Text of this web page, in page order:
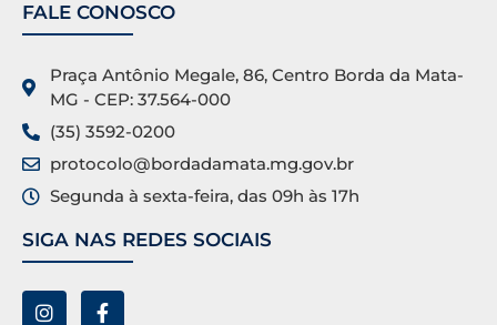
FALE CONOSCO
Praça Antônio Megale, 86, Centro Borda da Mata-
MG - CEP: 37.564-000
(35) 3592-0200
protocolo@bordadamata.mg.gov.br
Segunda à sexta-feira, das 09h às 17h
SIGA NAS REDES SOCIAIS